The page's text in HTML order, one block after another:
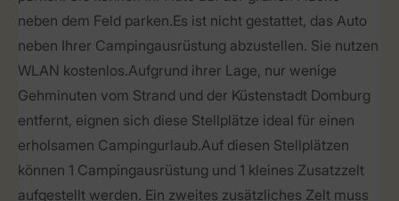
neben dem Feld parken.Es ist nicht gestattet, das Auto
neben Ihrer Campingausrüstung abzustellen. Sie nutzen
WLAN kostenlos.Aufgrund ihrer Lage, nur wenige
Gehminuten vom Strand und der Küstenstadt Domburg
entfernt, eignen sich diese Stellplätze ideal für einen
erholsamen Campingurlaub.Auf diesen Stellplätzen
können 1 Campingausrüstung und 1 kleines Zusatzzelt
aufgestellt werden. Ein zweites zusätzliches Zelt muss